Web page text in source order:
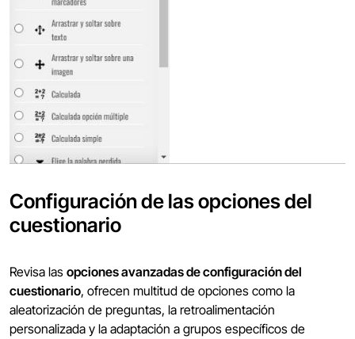
Configuración de las opciones del
cuestionario
Revisa las opciones avanzadas de configuración del
cuestionario, ofrecen multitud de opciones como la
aleatorización de preguntas, la retroalimentación
personalizada y la adaptación a grupos específicos de